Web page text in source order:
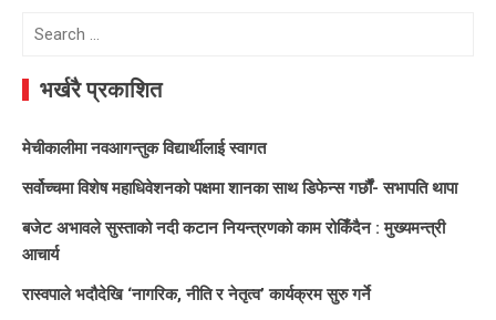
Search
भर्खरै प्रकाशित
मेचीकालीमा नवआगन्तुक विद्यार्थीलाई स्वागत
सर्वोच्चमा विशेष महाधिवेशनको पक्षमा शानका साथ डिफेन्स गर्छौं- सभापति थापा
बजेट अभावले सुस्ताको नदी कटान नियन्त्रणको काम रोकिँदैन : मुख्यमन्त्री
आचार्य
रास्वपाले भदौदेखि ‘नागरिक, नीति र नेतृत्व’ कार्यक्रम सुरु गर्ने